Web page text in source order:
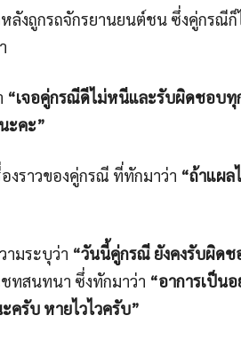
หลังถูกรถจักรยานยนต์ชน ซึ่งคู่กรณี
“เจอคู่กรณีดีไม่หนีและรับผิดชอบทุ
ะคะ”
งราวของคู่กรณี ที่ทักมาว่า “ถ้าแผ
ามระบุว่า “วันนี้คู่กรณี ยังคงรับผิดช
สนทนา ซึ่งทักมาว่า “อาการเป็น
ครับ หายไวไวครับ”